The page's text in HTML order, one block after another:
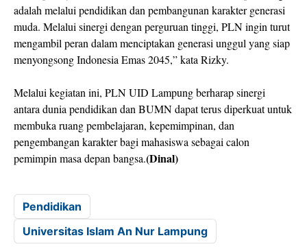
adalah melalui pendidikan dan pembangunan karakter generasi
muda. Melalui sinergi dengan perguruan tinggi, PLN ingin turut
mengambil peran dalam menciptakan generasi unggul yang siap
menyongsong Indonesia Emas 2045,” kata Rizky.
Melalui kegiatan ini, PLN UID Lampung berharap sinergi
antara dunia pendidikan dan BUMN dapat terus diperkuat untuk
membuka ruang pembelajaran, kepemimpinan, dan
pengembangan karakter bagi mahasiswa sebagai calon
pemimpin masa depan bangsa.(Dinal)
Pendidikan
Universitas Islam An Nur Lampung